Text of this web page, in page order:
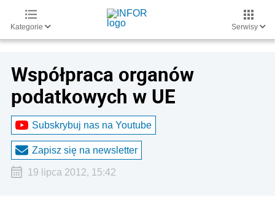
Kategorie Serwisy
Współpraca organów
podatkowych w UE
Subskrybuj nas na Youtube
Zapisz się na newsletter
19 lipca 2012, 15:42